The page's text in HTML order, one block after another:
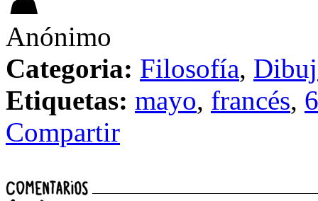
Anónimo
Categoria: Filosofía,
Etiquetas: mayo, francés,
Compartir